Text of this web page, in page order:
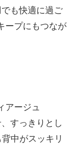
も快適に過ご
ープにもつなが
アージュ
すっきりとし
中がスッキリ